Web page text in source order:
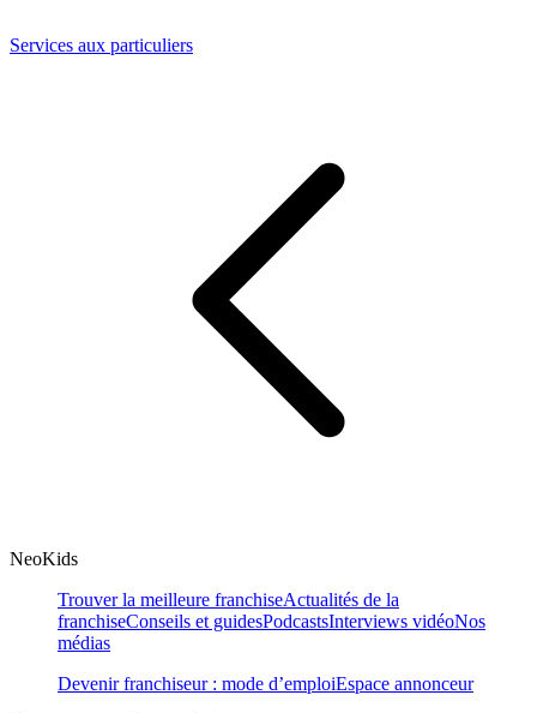
Services aux particuliers
NeoKids
Trouver la meilleure franchiseActualités de la
franchiseConseils et guidesPodcastsInterviews vidéoNos
médias
Devenir franchiseur : mode d’emploiEspace annonceur